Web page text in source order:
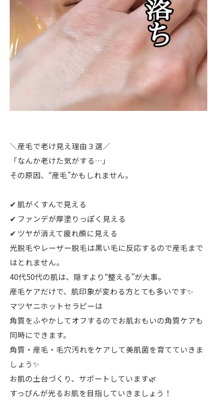
＼産毛で老け見え理由３選／
「なんか老けた気がする…」
その原因、“産毛”かもしれません。
✔︎ 肌がくすんで見える
✔︎ ファンデが厚塗りっぽく見える
✔︎ ツヤが消えて疲れ顔に見える
光脱毛やレーザー脱毛は黒い毛に反応するので産毛まで
はとれません。
40代50代の肌は、隠すより“整える”が大事。
産毛ケアだけで、肌印象が変わる方とても多いです✨
マツヤニホットセラピーは
角質をふやかしてオフするのでお肌おもいの角質ケアも
同時にできます。
角質・産毛・毛穴汚れをケアして美肌菌を育てていきま
しょう✨
お肌の土台づくり、サポートしています🌿
すっぴんが光るお肌を目指していきましょう！